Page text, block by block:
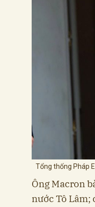
Tổng thống Pháp
Ông Macron
nước Tô Lâm;